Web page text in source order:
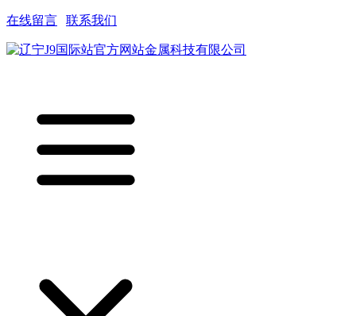
在线留言 联系我们